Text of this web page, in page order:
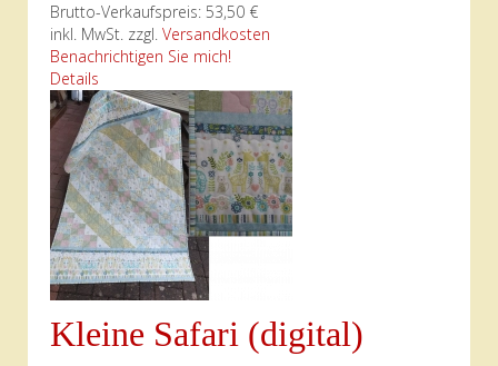
Brutto-Verkaufspreis: 53,50 €
inkl. MwSt. zzgl. Versandkosten
Benachrichtigen Sie mich!
Details
Kleine Safari (digital)